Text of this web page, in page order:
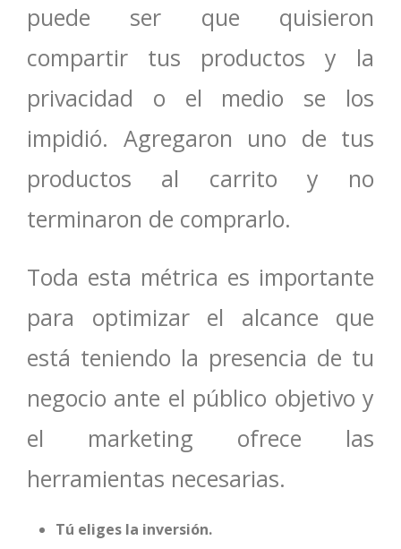
puede ser que quisieron
compartir tus productos y la
privacidad o el medio se los
impidió. Agregaron uno de tus
productos al carrito y no
terminaron de comprarlo.
Toda esta métrica es importante
para optimizar el alcance que
está teniendo la presencia de tu
negocio ante el público objetivo y
el marketing ofrece las
herramientas necesarias.
Tú eliges la inversión.